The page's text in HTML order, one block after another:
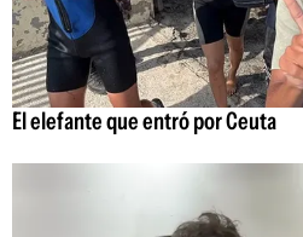
El elefante que entró por Ceuta